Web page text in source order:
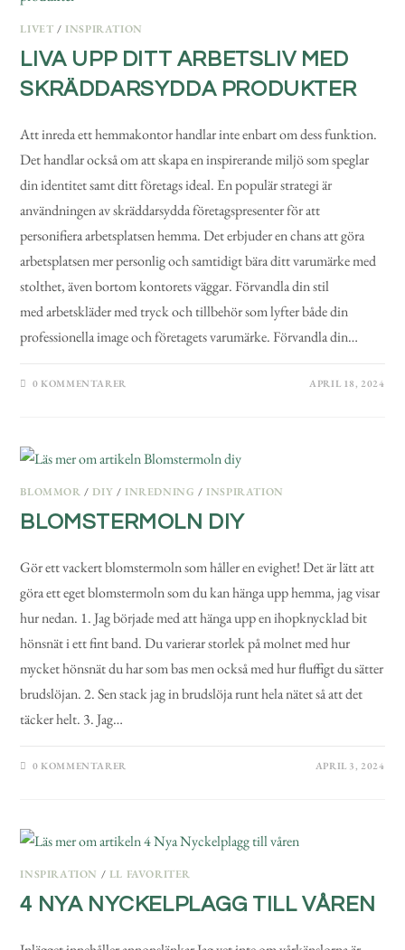
LIVET /INSPIRATION
LIVA UPP DITT ARBETSLIV MED
SKRÄDDARSYDDA PRODUKTER
Att inreda ett hemmakontor handlar inte enbart om dess funktion.
Det handlar också om att skapa en inspirerande miljö som speglar
din identitet samt ditt företags ideal. En populär strategi är
användningen av skräddarsydda företagspresenter för att
personifiera arbetsplatsen hemma. Det erbjuder en chans att göra
arbetsplatsen mer personlig och samtidigt bära ditt varumärke med
stolthet, även bortom kontorets väggar. Förvandla din stil
med arbetskläder med tryck och tillbehör som lyfter både din
professionella image och företagets varumärke. Förvandla din…
0 KOMMENTARER APRIL 18, 2024
BLOMMOR /DIY /INREDNING /INSPIRATION
BLOMSTERMOLN DIY
Gör ett vackert blomstermoln som håller en evighet! Det är lätt att
göra ett eget blomstermoln som du kan hänga upp hemma, jag visar
hur nedan. 1. Jag började med att hänga upp en ihopknycklad bit
hönsnät i ett fint band. Du varierar storlek på molnet med hur
mycket hönsnät du har som bas men också med hur fluffigt du sätter
brudslöjan. 2. Sen stack jag in brudslöja runt hela nätet så att det
täcker helt. 3. Jag…
0 KOMMENTARER APRIL 3, 2024
INSPIRATION / LL FAVORITER
4 NYA NYCKELPLAGG TILL VÅREN